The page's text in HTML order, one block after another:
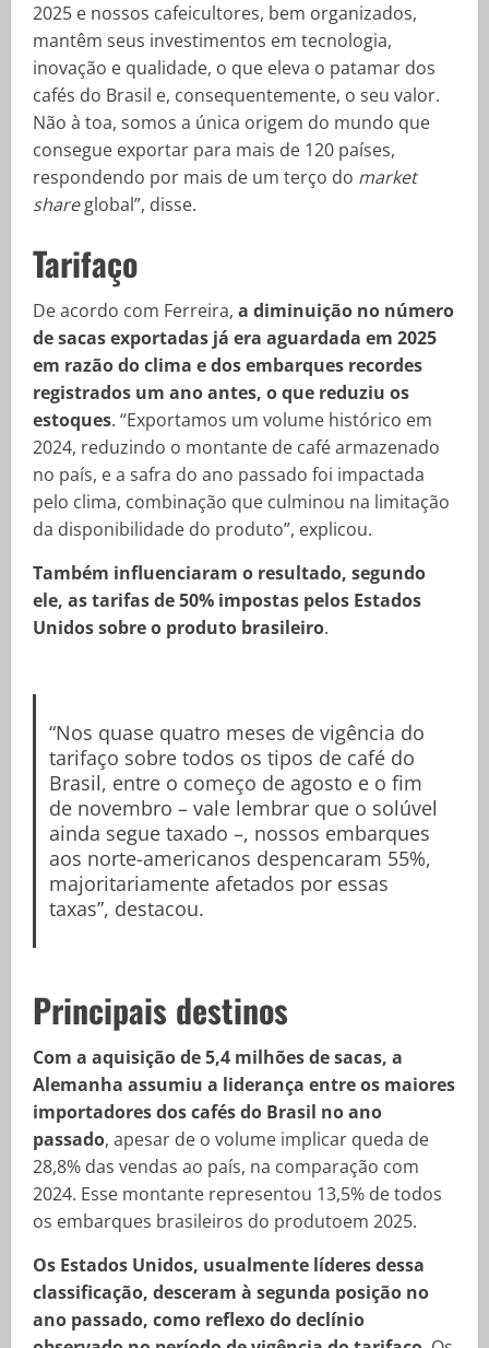
2025 e nossos cafeicultores, bem organizados,
mantêm seus investimentos em tecnologia,
inovação e qualidade, o que eleva o patamar dos
cafés do Brasil e, consequentemente, o seu valor.
Não à toa, somos a única origem do mundo que
consegue exportar para mais de 120 países,
respondendo por mais de um terço do market
shareglobal”, disse.
Tarifaço
De acordo com Ferreira, a diminuição no número
de sacas exportadas já era aguardada em 2025
em razão do clima e dos embarques recordes
registrados um ano antes, o que reduziu os
estoques. “Exportamos um volume histórico em
2024, reduzindo o montante de café armazenado
no país, e a safra do ano passado foi impactada
pelo clima, combinação que culminou na limitação
da disponibilidade do produto”, explicou.
Também influenciaram o resultado, segundo
ele, as tarifas de 50% impostas pelos Estados
Unidos sobre o produto brasileiro.
“Nos quase quatro meses de vigência do
tarifaço sobre todos os tipos de café do
Brasil, entre o começo de agosto e o fim
de novembro – vale lembrar que o solúvel
ainda segue taxado –, nossos embarques
aos norte-americanos despencaram 55%,
majoritariamente afetados por essas
taxas”, destacou.
Principais destinos
Com a aquisição de 5,4 milhões de sacas, a
Alemanha assumiu a liderança entre os maiores
importadores dos cafés do Brasil no ano
passado, apesar de o volume implicar queda de
28,8% das vendas ao país, na comparação com
2024. Esse montante representou 13,5% de todos
os embarques brasileiros do produtoem 2025.
Os Estados Unidos, usualmente líderes dessa
classificação, desceram à segunda posição no
ano passado, como reflexo do declínio